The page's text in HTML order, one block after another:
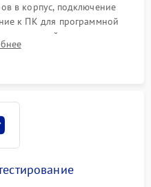
в корпус, подключение
к ПК для программной
настройки порогов
старения АКБ.